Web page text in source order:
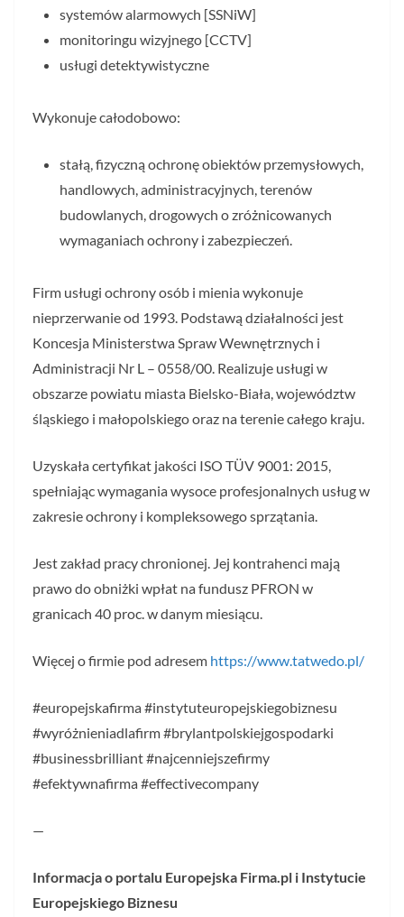
systemów alarmowych [SSNiW]
monitoringu wizyjnego [CCTV]
usługi detektywistyczne
Wykonuje całodobowo:
stałą, fizyczną ochronę obiektów przemysłowych,
handlowych, administracyjnych, terenów
budowlanych, drogowych o zróżnicowanych
wymaganiach ochrony i zabezpieczeń.
Firm usługi ochrony osób i mienia wykonuje
nieprzerwanie od 1993. Podstawą działalności jest
Koncesja Ministerstwa Spraw Wewnętrznych i
Administracji Nr L – 0558/00. Realizuje usługi w
obszarze powiatu miasta Bielsko-Biała, województw
śląskiego i małopolskiego oraz na terenie całego kraju.
Uzyskała certyfikat jakości ISO TÜV 9001: 2015,
spełniając wymagania wysoce profesjonalnych usług w
zakresie ochrony i kompleksowego sprzątania.
Jest zakład pracy chronionej. Jej kontrahenci mają
prawo do obniżki wpłat na fundusz PFRON w
granicach 40 proc. w danym miesiącu.
Więcej o firmie pod adresem https://www.tatwedo.pl/
#europejskafirma #instytuteuropejskiegobiznesu
#wyróżnieniadlafirm #brylantpolskiejgospodarki
#businessbrilliant #najcenniejszefirmy
#efektywnafirma #effectivecompany
—
Informacja o portalu Europejska Firma.pl i Instytucie
Europejskiego Biznesu